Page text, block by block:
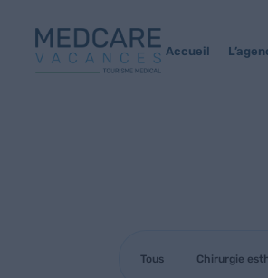
Accueil
Tous Chirurgie